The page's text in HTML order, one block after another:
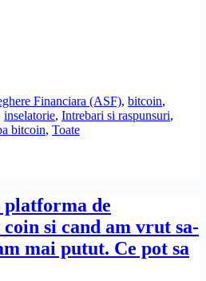
Financiara (ASF), bitcoin,
inselatorie, Intrebari si raspunsuri,
bitcoin, Toate
de
si cand am vrut sa-
mai putut. Ce pot sa